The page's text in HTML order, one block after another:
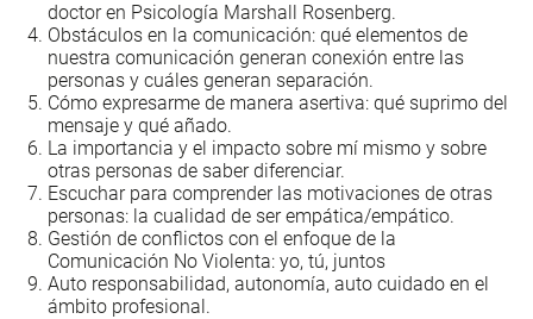
doctor en Psicología Marshall Rosenberg.
Obstáculos en la comunicación: qué elementos de
nuestra comunicación generan conexión entre las
personas y cuáles generan separación.
Cómo expresarme de manera asertiva: qué suprimo del
mensaje y qué añado.
La importancia y el impacto sobre mí mismo y sobre
otras personas de saber diferenciar.
Escuchar para comprender las motivaciones de otras
personas: la cualidad de ser empática/empático.
Gestión de conflictos con el enfoque de la
Comunicación No Violenta: yo, tú, juntos
Auto responsabilidad, autonomía, auto cuidado en el
ámbito profesional.